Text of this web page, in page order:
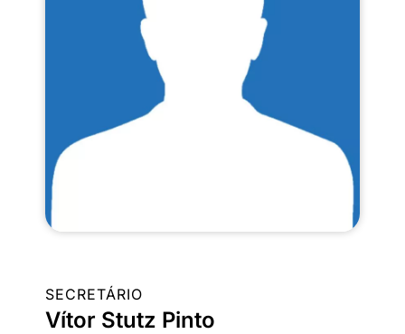
SECRETÁRIO
Vítor Stutz Pinto